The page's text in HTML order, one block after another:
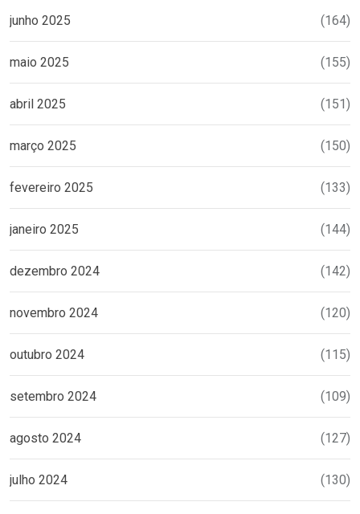
junho 2025 (164)
maio 2025 (155)
abril 2025 (151)
março 2025 (150)
fevereiro 2025 (133)
janeiro 2025 (144)
dezembro 2024 (142)
novembro 2024 (120)
outubro 2024 (115)
setembro 2024 (109)
agosto 2024 (127)
julho 2024 (130)